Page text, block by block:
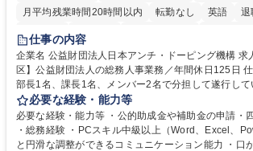
月平均残業時間20時間以内
転勤なし 英語 退
賞与あり
育休あり
食事補助あり
仕事の内容
企業名 公益財団法人日本アンチ・ドーピング機構 求人名 【東京／文京
区】公益財団法人の総務人事業務／年間休日125日 仕事の内容 下記業務を
部長1名、課長1名、メンバー2名で分担して遂行し
当者として業務を覚えていただき、ゆくゆくはリーダ
ジションとして活躍いただくことを期待しています。 【総務・人事グル
プの業務内容】 ・人事制度関連 ・採用活動 ・教育
怠管理 ・官公庁への各種提出 ・法定の会議運営（評
必要な経験・能力等
必要な経験・能力等 ・公的助成金や補助金の申請・
・総務経験 ・PCスキル中級以上（Word、Excel、
と円滑な調整ができるコミュニケーション能力 ・口が堅い方